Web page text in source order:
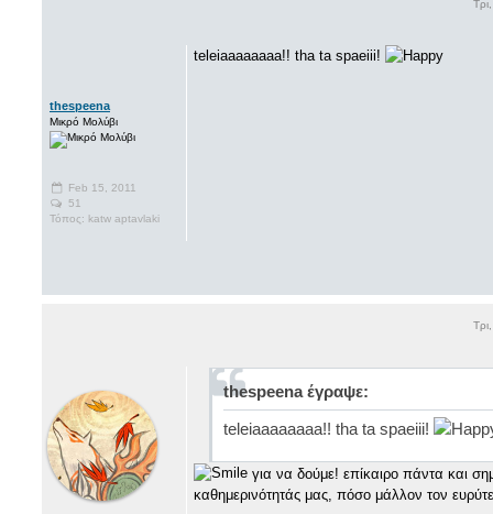
thespeena
Μικρό Μολύβι
Feb 15, 2011
51
Τόπος: katw aptavlaki
teleiaaaaaaaa!! tha ta spaeiii!
thespeena έγραψε:
teleiaaaaaaaa!! tha ta spaeiii!
για να δούμε! επίκαιρο πάντα και
καθημερινότητάς μας, πόσο μάλλον τον